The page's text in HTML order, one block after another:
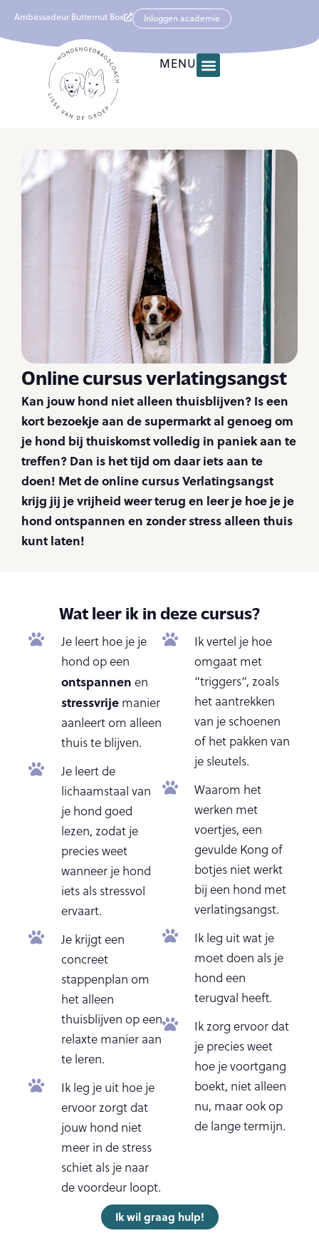
Ambassadeur Butternut Box Inloggen academie
MENU
Online cursus verlatingsangst
Kan jouw hond niet alleen thuisblijven? Is een
kort bezoekje aan de supermarkt al genoeg om
je hond bij thuiskomst volledig in paniek aan te
treffen? Dan is het tijd om daar iets aan te
doen! Met de online cursus Verlatingsangst
krijg jij je vrijheid weer terug en leer je hoe je je
hond ontspannen en zonder stress alleen thuis
kunt laten!
Wat leer ik in deze cursus?
Je leert hoe je je
hond op een
ontspannen en
stressvrijemanier
aanleert om alleen
thuis te blijven.
Je leert de
lichaamstaal van
je hond goed
lezen, zodat je
precies weet
wanneer je hond
iets als stressvol
ervaart.
Je krijgt een
concreet
stappenplan om
het alleen
thuisblijven op een
relaxte manier aan
te leren.
Ik leg je uit hoe je
ervoor zorgt dat
jouw hond niet
meer in de stress
schiet als je naar
de voordeur loopt.
Ik vertel je hoe
omgaat met
“triggers”, zoals
het aantrekken
van je schoenen
of het pakken van
je sleutels.
Waarom het
werken met
voertjes, een
gevulde Kong of
botjes niet werkt
bij een hond met
verlatingsangst.
Ik leg uit wat je
moet doen als je
hond een
terugval heeft.
Ik zorg ervoor dat
je precies weet
hoe je voortgang
boekt, niet alleen
nu, maar ook op
de lange termijn.
Ik wil graag hulp!